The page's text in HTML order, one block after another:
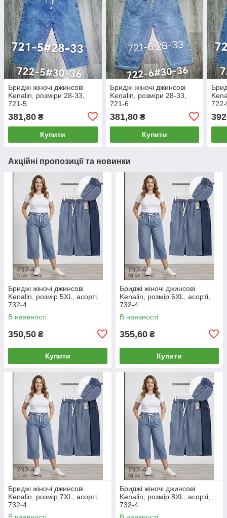
Бриджі жіночі джинсові
Kenalin, розміри 28-33,
721-5
381,80 ₴
Купити
Бриджі жіночі джинсові
Kenalin, розміри 28-33,
721-6
381,80₴
Купити
Акційні пропозиції та новинки
Бриджі жіночі джинсові
Kenalin, розмір 5XL, асорті,
732-4
В наявності
350,50 ₴
Купити
Бриджі жіночі джинсові
Kenalin, розмір 6XL, асорті,
732-4
В наявності
355,60 ₴
Купити
Бриджі жіночі джинсові
Kenalin, розмір 7XL, асорті,
732-4
Бриджі жіночі джинсові
Kenalin, розмір 8XL, асорті,
732-4